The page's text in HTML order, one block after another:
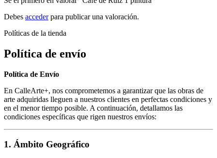
Debes accederpara publicar una valoración.
Políticas de la tienda
Política de envío
Política de Envío
En CalleArte+, nos comprometemos a garantizar que las obras de
arte adquiridas lleguen a nuestros clientes en perfectas condiciones y
en el menor tiempo posible. A continuación, detallamos las
condiciones específicas que rigen nuestros envíos:
1. Ámbito Geográfico